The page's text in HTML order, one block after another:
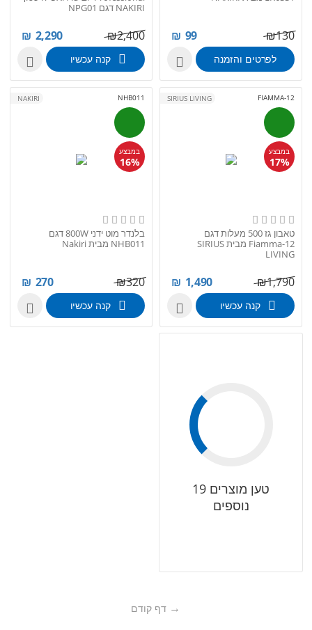
130
₪
99
₪
לפרטים והזמנה 
NAKIRI דגם NPG01
2,400
₪
2,290
₪
קנה עכשיו 
FIAMMA-12
במבצע
17%
SIRIUS LIVING
טאבון גז 500 מעלות דגם
Fiamma-12 מבית SIRIUS
LIVING
1,790
₪
1,490
₪
קנה עכשיו 
NHB011
במבצע
16%
NAKIRI
בלנדר מוט ידני 800W דגם
NHB011 מבית Nakiri
320
₪
270
₪
קנה עכשיו 
טען מוצרים 19
נוספים
דף קודם